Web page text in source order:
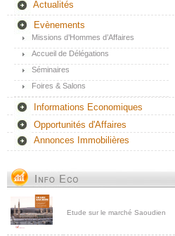
Actualités
Evènements
Missions d’Hommes d’Affaires
Accueil de Délégations
Séminaires
Foires & Salons
Informations Economiques
Opportunités d'Affaires
Annonces Immobilières
Etude sur le marché Saoudien